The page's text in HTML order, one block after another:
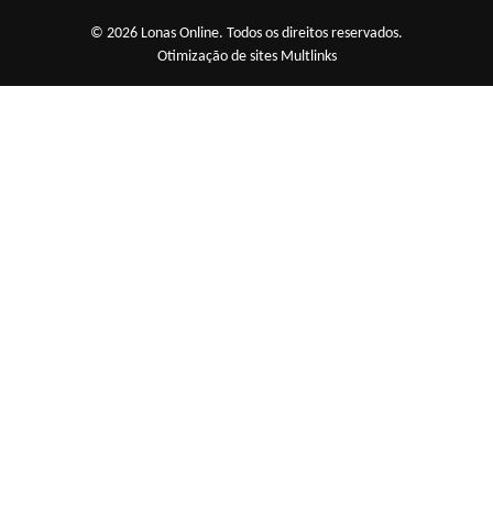
© 2026 Lonas Online. Todos os direitos reservados.
Otimização de sitesMultlinks